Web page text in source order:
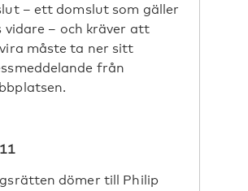
– ett domslut som gäller
vidare – och kräver att
måste ta ner sitt
från
dömer till Philip